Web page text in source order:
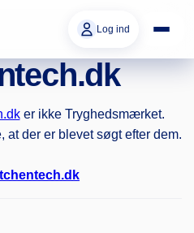
Log ind
er ikke Tryghedsmærket.
at der er blevet søgt efter dem.